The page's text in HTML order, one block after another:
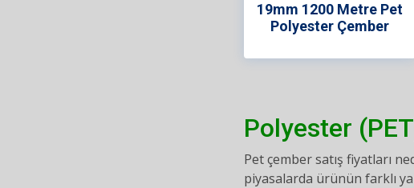
19mm 1200 Metre Pet
Polyester Çember
Polyester
Pet çember satış fiyatları
piyasalarda ürünün farklı